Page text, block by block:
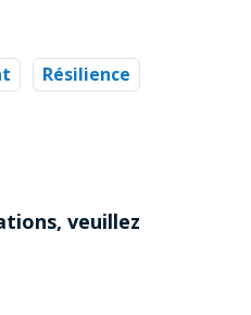
Résilience
veuillez